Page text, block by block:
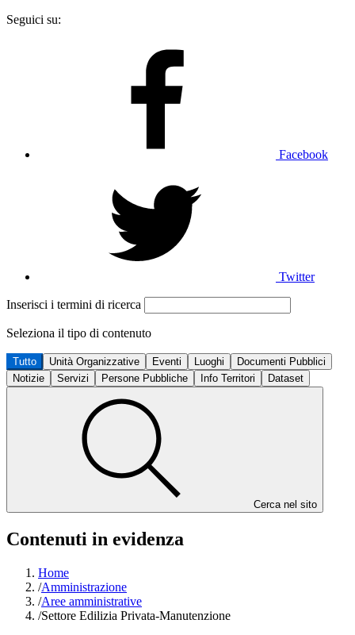
Seguici su:
Facebook
Twitter
Inserisci i termini di ricerca
Seleziona il tipo di contenuto
Tutto Unità Organizzative Eventi Luoghi
Documenti Pubblici
Notizie
Servizi Persone Pubbliche Info Territori Dataset
Cerca nel sito
Contenuti in evidenza
Home
/Amministrazione
/Aree amministrative
/Settore Edilizia Privata-Manutenzione